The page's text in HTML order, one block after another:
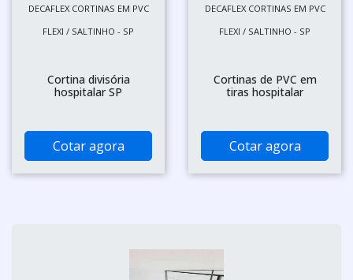
DECAFLEX CORTINAS EM PVC
FLEXI / SALTINHO - SP
Cortina divisória
hospitalar SP
Cotar agora
DECAFLEX CORTINAS EM PVC
FLEXI / SALTINHO - SP
Cortinas de PVC em
tiras hospitalar
Cotar agora